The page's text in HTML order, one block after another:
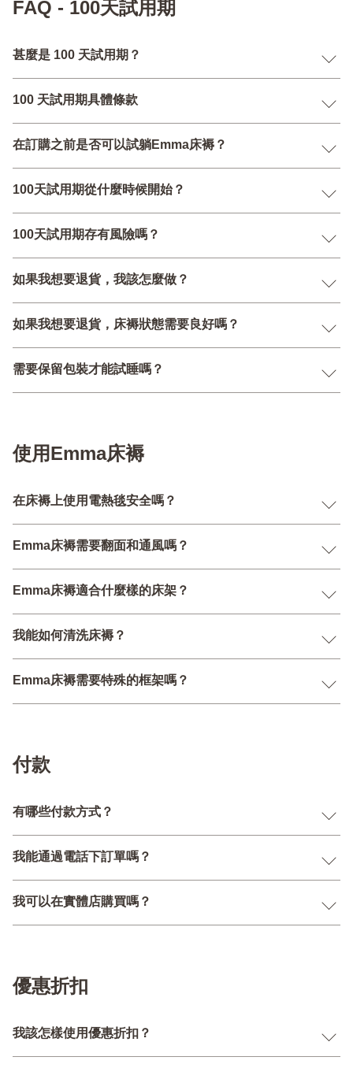
FAQ - 100天試用期
甚麼是 100 天試用期？
100 天試用期具體條款
在訂購之前是否可以試躺Emma床褥？
100天試用期從什麼時候開始？
100天試用期存有風險嗎？
如果我想要退貨，我該怎麼做？
如果我想要退貨，床褥狀態需要良好嗎？
需要保留包裝才能試睡嗎？
使用Emma床褥
在床褥上使用電熱毯安全嗎？
Emma床褥需要翻面和通風嗎？
Emma床褥適合什麼樣的床架？
我能如何清洗床褥？
Emma床褥需要特殊的框架嗎？
付款
有哪些付款方式？
我能通過電話下訂單嗎？
我可以在實體店購買嗎？
優惠折扣
我該怎樣使用優惠折扣？